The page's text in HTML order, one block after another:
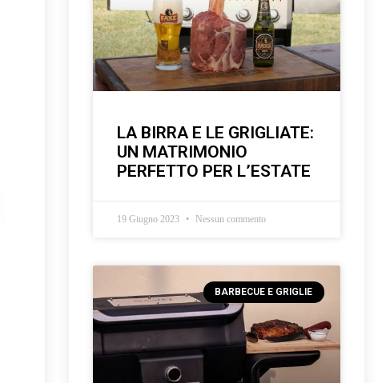
LA BIRRA E LE GRIGLIATE:
UN MATRIMONIO
PERFETTO PER L’ESTATE
19 Giugno 2023 Nessun commento
BARBECUE E GRIGLIE